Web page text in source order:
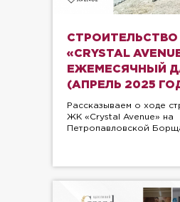
«CRYSTAL
ЕЖЕМЕСЯЧНЫЙ
(АПРЕЛЬ 2025
Рассказываем о ходе
ЖК «Crystal Avenue» на
Петропавловской